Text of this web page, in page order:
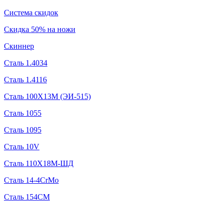
Система скидок
Скидка 50% на ножи
Скиннер
Сталь 1.4034
Сталь 1.4116
Сталь 100Х13М (ЭИ-515)
Сталь 1055
Сталь 1095
Сталь 10V
Сталь 110Х18М-ШД
Сталь 14-4CrMo
Сталь 154CM